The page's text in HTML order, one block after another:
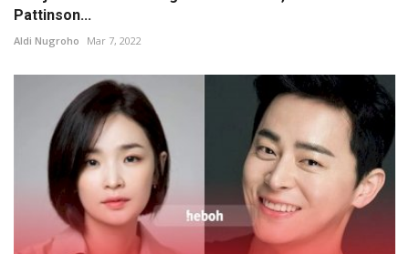
Pattinson...
Aldi Nugroho Mar 7, 2022